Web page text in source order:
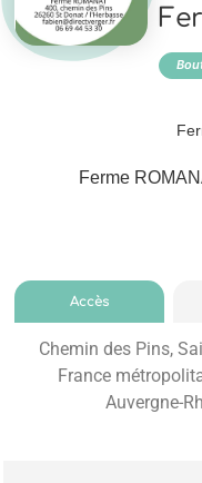
Ferme
Accès
Chemin des Pins,
France
Auvergne-